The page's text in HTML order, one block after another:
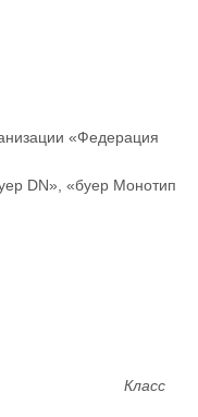
«Федерация
DN», «буер Монотип
Класс